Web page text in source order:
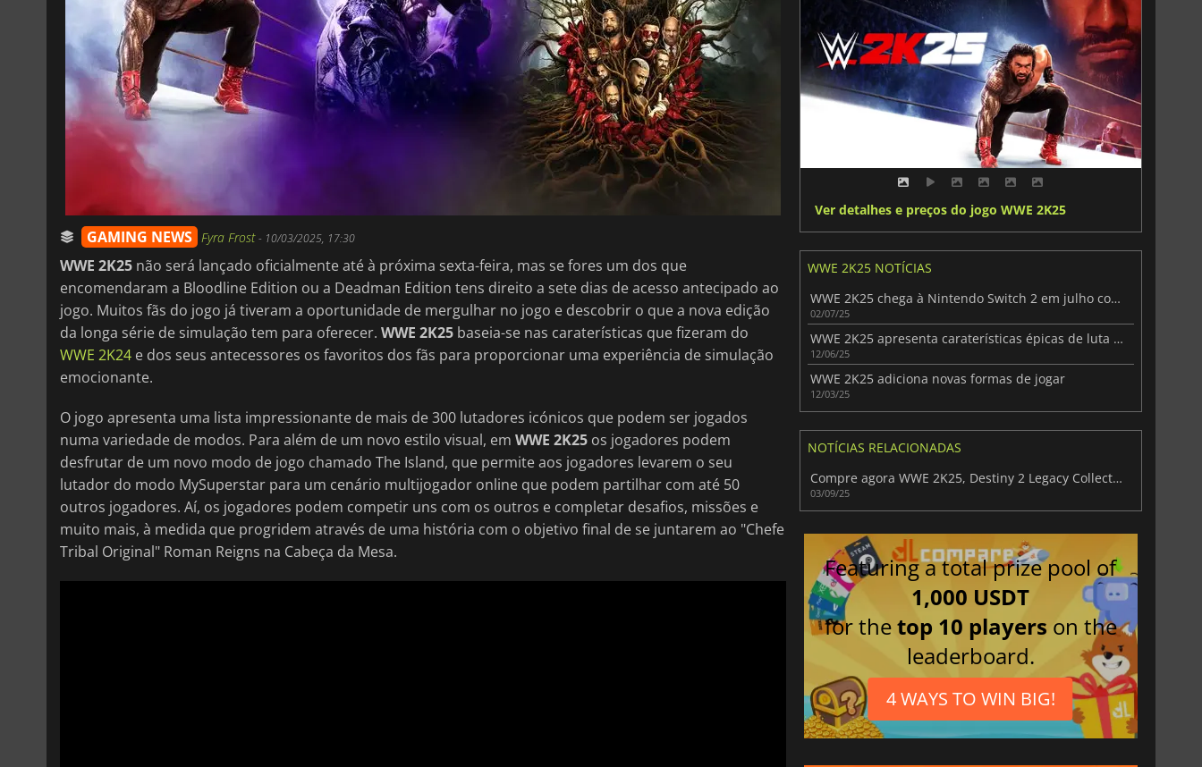
GAMING NEWS Fyra Frost- 10/03/2025, 17:30
WWE 2K25 não será lançado oficialmente até à próxima sexta-feira, mas se fores um dos que
encomendaram a Bloodline Edition ou a Deadman Edition tens direito a sete dias de acesso antecipado ao
jogo. Muitos fãs do jogo já tiveram a oportunidade de mergulhar no jogo e descobrir o que a nova edição
da longa série de simulação tem para oferecer. WWE 2K25 baseia-se nas caraterísticas que fizeram do
WWE 2K24 e dos seus antecessores os favoritos dos fãs para proporcionar uma experiência de simulação
emocionante.
O jogo apresenta uma lista impressionante de mais de 300 lutadores icónicos que podem ser jogados
numa variedade de modos. Para além de um novo estilo visual, em WWE 2K25 os jogadores podem
desfrutar de um novo modo de jogo chamado The Island, que permite aos jogadores levarem o seu
lutador do modo MySuperstar para um cenário multijogador online que podem partilhar com até 50
outros jogadores. Aí, os jogadores podem competir uns com os outros e completar desafios, missões e
muito mais, à medida que progridem através de uma história com o objetivo final de se juntarem ao "Chefe
Tribal Original" Roman Reigns na Cabeça da Mesa.
Ver detalhes e preços do jogo WWE 2K25
WWE 2K25 NOTÍCIAS
WWE 2K25 chega à Nintendo Switch 2 em julho com um toque digital
02/07/25
WWE 2K25 apresenta caraterísticas épicas de luta livre
12/06/25
WWE 2K25 adiciona novas formas de jogar
12/03/25
NOTÍCIAS RELACIONADAS
Compre agora WWE 2K25, Destiny 2 Legacy Collection e mais 6 jogos na Humble
03/09/25
Featuring a total prize pool of
1,000 USDT
for thetop 10 players on the
leaderboard.
4 WAYS TO WIN BIG!